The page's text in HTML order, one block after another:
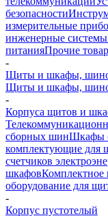
безопасности
измерительные
инженерные системы
питанияПрочие
-
Щиты и шкафы,
Щиты и шкафы,
-
Корпуса щитов и
сборных шинШкафы
комплектующие для
счетчиков
шкафовКомплектное
оборудование для
-
Корпус пустотелый